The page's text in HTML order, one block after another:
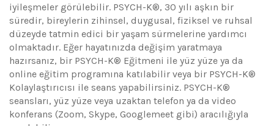
iyileşmeler görülebilir. PSYCH-K®, 30 yılı aşkın bir
süredir, bireylerin zihinsel, duygusal, fiziksel ve ruhsal
düzeyde tatmin edici bir yaşam sürmelerine yardımcı
olmaktadır. Eğer hayatınızda değişim yaratmaya
hazırsanız, bir PSYCH-K® Eğitmeni ile yüz yüze ya da
online eğitim programına katılabilir veya bir PSYCH-K®
Kolaylaştırıcısı ile seans yapabilirsiniz. PSYCH-K®
seansları, yüz yüze veya uzaktan telefon ya da video
konferans (Zoom, Skype, Googlemeet gibi) aracılığıyla